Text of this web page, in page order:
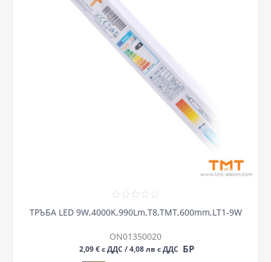
ТРЪБА LED 9W,4000K,990Lm,Т8,ТМТ,600mm,LT1-9W
ON01350020
2,09 € с ДДС / 4,08 лв с ДДС БР